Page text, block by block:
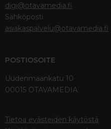
digi@otavamedia.fi
Sähköposti
asiakaspalvelu@otavamedia.fi
POSTIOSOITE
Uudenmaankatu 10
00015 OTAVAMEDIA
Tietoa evästeiden käytöstä